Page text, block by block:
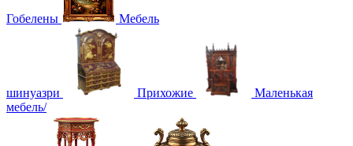
Гобелены Мебель
шинуазри Прихожие
Маленькая
мебель/